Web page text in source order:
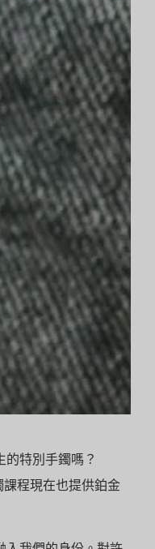
的特別手鐲嗎？
程現在也提供鉑金